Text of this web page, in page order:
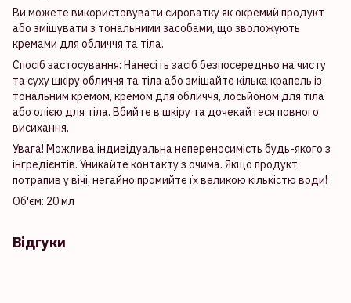
Ви можете використовувати сироватку як окремий продукт
або змішувати з тональними засобами, що зволожують
кремами для обличчя та тіла.
Спосіб застосування: Нанесіть засіб безпосередньо на чисту
та суху шкіру обличчя та тіла або змішайте кілька крапель із
тональним кремом, кремом для обличчя, лосьйоном для тіла
або олією для тіла. Вбийте в шкіру та дочекайтеся повного
висихання.
Увага! Можлива індивідуальна непереносимість будь-якого з
інгредієнтів. Уникайте контакту з очима. Якщо продукт
потрапив у вічі, негайно промийте їх великою кількістю води!
Об'єм: 20 мл
Відгуки